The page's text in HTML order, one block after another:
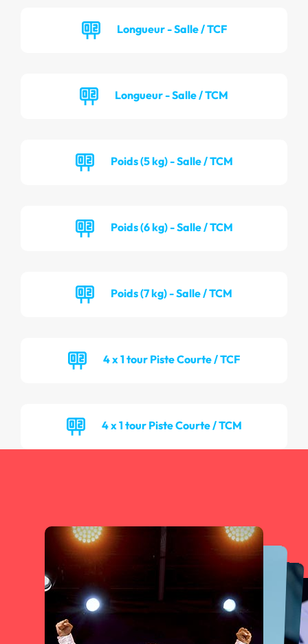
Longueur - Salle / TCF
Longueur - Salle / TCM
Poids (5 kg) - Salle / TCM
Poids (6 kg) - Salle / TCM
Poids (7 kg) - Salle / TCM
4 x 1 tour Piste Courte / TCF
4 x 1 tour Piste Courte / TCM